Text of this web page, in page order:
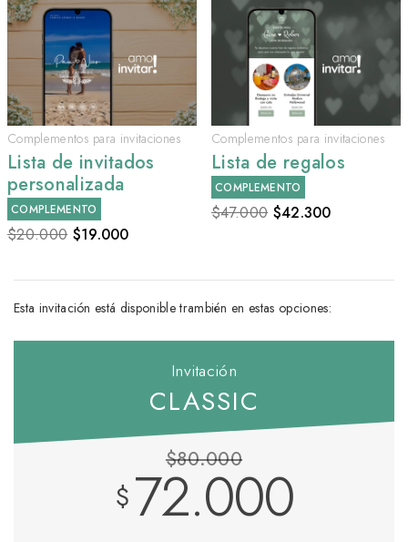
Complementos para invitaciones
Lista de invitados
personalizada
COMPLEMENTO
$20.000$19.000
Complementos para invitaciones
Lista de regalos
COMPLEMENTO
$47.000$42.300
Esta invitación está disponible trambién en estas opciones:
Invitación
CLASSIC
$80.000
$72.000